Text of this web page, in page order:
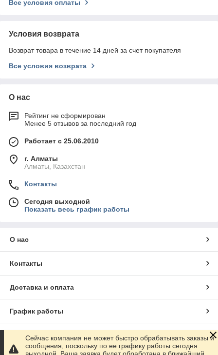
Все условия оплаты
Условия возврата
Возврат товара в течение 14 дней за счет покупателя
Все условия возврата
О нас
Рейтинг не сформирован
Менее 5 отзывов за последний год
Работает с 25.06.2010
г. Алматы
Алматы, Казахстан
Контакты
Сегодня выходной
Показать весь график работы
О нас
Контакты
Доставка и оплата
График работы
Полная версия сайта
Сейчас компания не может быстро обрабатывать заказы и
сообщения, поскольку по ее графику работы сегодня